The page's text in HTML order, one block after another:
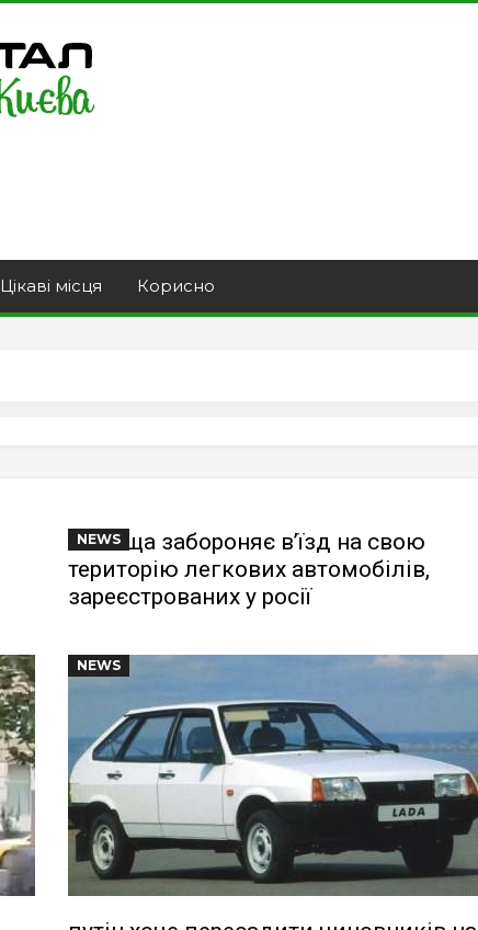
Цікаві місця Корисно
NEWS
Польща забороняє в’їзд на свою
територію легкових автомобілів,
зареєстрованих у росії
NEWS